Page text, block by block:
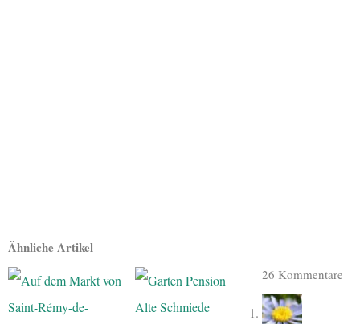
Ähnliche Artikel
26 Kommentare